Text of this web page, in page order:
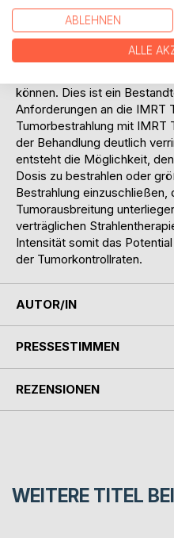
Bestrahlungsfelder an die
Ortsauflösung in
gerade in der
zentraler Bedeutung.
können. Dies ist ein
Anforderungen an die IMRT
Tumorbestrahlung mit IMRT
der Behandlung deutlich
entsteht die Möglichkeit,
Dosis zu bestrahlen oder
Bestrahlung einzuschließen,
Tumorausbreitung
verträglichen
Intensität somit das
der Tumorkontrollraten.
AUTOR/IN
PRESSESTIMMEN
REZENSIONEN
WEITERE TITEL BEI
ABLEHNEN
ALLE